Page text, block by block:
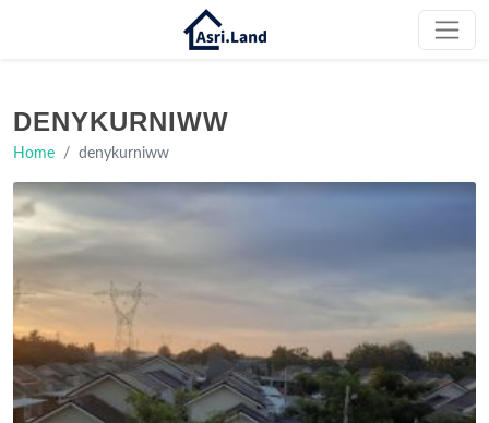
DENYKURNIWW
Home denykurniww